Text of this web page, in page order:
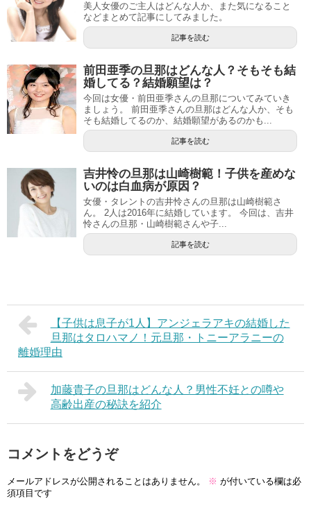
美人女優のご主人はどんな人か、また気になること
などまとめて記事にしてみました。
記事を読む
前田亜季の旦那はどんな人？そもそも結
婚してる？結婚願望は？
今回は女優・前田亜季さんの旦那についてみていき
ましょう。 前田亜季さんの旦那はどんな人か、そも
そも結婚してるのか、結婚願望があるのかも...
記事を読む
吉井怜の旦那は山崎樹範！子供を産めな
いのは白血病が原因？
女優・タレントの吉井怜さんの旦那は山崎樹範さ
ん。 2人は2016年に結婚しています。 今回は、吉井
怜さんの旦那・山崎樹範さんや子...
記事を読む
【子供は息子が1人】アンジェラアキの結婚した
旦那はタロハマノ！元旦那・トニーアラニーの
離婚理由
加藤貴子の旦那はどんな人？男性不妊との噂や
高齢出産の秘訣を紹介
コメントをどうぞ
メールアドレスが公開されることはありません。 ※ が付いている欄は必
須項目です